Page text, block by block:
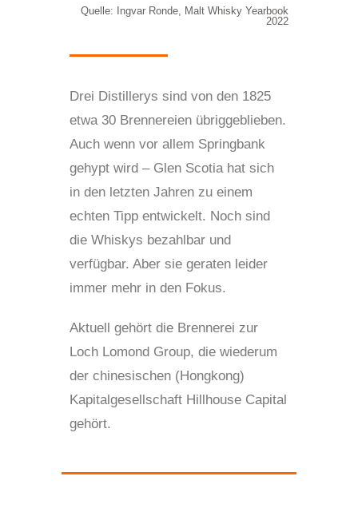
Quelle: Ingvar Ronde, Malt Whisky Yearbook
2022
Drei Distillerys sind von den 1825
etwa 30 Brennereien übriggeblieben.
Auch wenn vor allem Springbank
gehypt wird – Glen Scotia hat sich
in den letzten Jahren zu einem
echten Tipp entwickelt. Noch sind
die Whiskys bezahlbar und
verfügbar. Aber sie geraten leider
immer mehr in den Fokus.
Aktuell gehört die Brennerei zur
Loch Lomond Group, die wiederum
der chinesischen (Hongkong)
Kapitalgesellschaft Hillhouse Capital
gehört.